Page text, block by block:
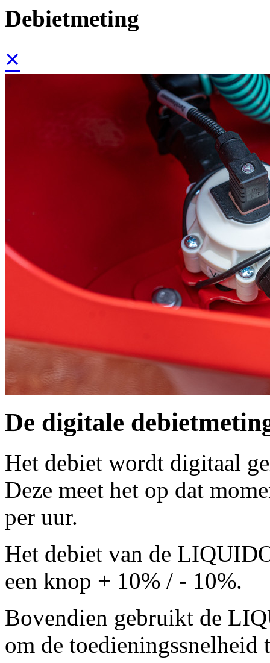
Debietmeting
×
De digitale
Het debiet wordt digitaal
Deze meet het op dat
per uur.
Het debiet van de
een knop + 10% / - 10%.
Bovendien gebruikt de
om de toedieningssnelheid